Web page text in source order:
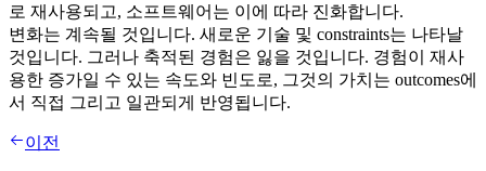
로 재사용되고, 소프트웨어는 이에 따라 진화합니다.
변화는 계속될 것입니다. 새로운 기술 및 constraints는 나타날
것입니다. 그러나 축적된 경험은 잃을 것입니다. 경험이 재사
용한 증가일 수 있는 속도와 빈도로, 그것의 가치는 outcomes에
서 직접 그리고 일관되게 반영됩니다.
이전